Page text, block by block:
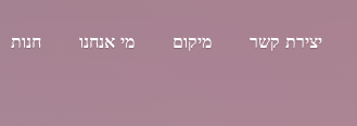
חנות מי אנחנו מיקום יצירת קשר